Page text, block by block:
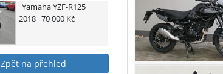
YamahaYZF-R125
2018 70 000 Kč
Zpět na přehled